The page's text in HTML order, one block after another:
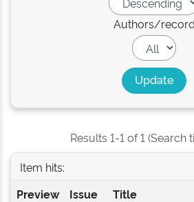
Authors/record
Results 1-1 of 1
Item hits:
Preview
Issue
Title